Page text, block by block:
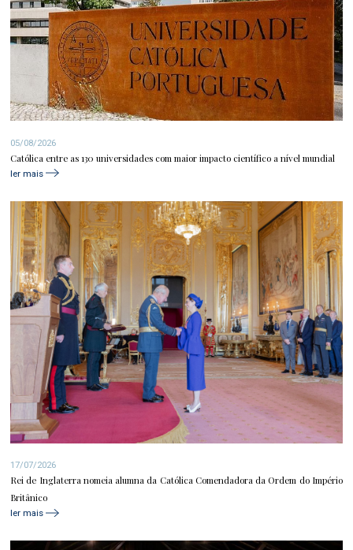
05/08/2026
Católica entre as 130 universidades com maior impacto científico a nível mundial
ler mais
17/07/2026
Rei de Inglaterra nomeia alumna da Católica Comendadora da Ordem do Império
Britânico
ler mais